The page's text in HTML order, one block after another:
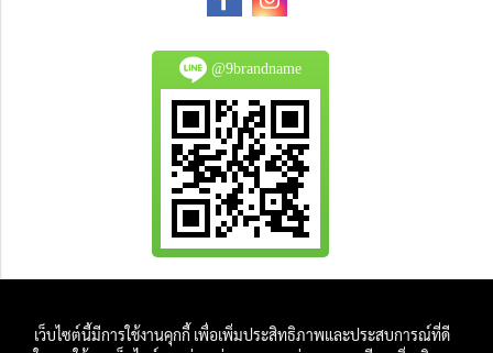
@9brandname
And
เว็บไซต์นี้มีการใช้งานคุกกี้ เพื่อเพิ่มประสิทธิภาพและประสบการณ์ที่ดี